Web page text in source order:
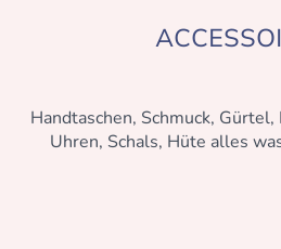
Handtaschen, Schmuck,
Uhren, Schals, Hüte alles